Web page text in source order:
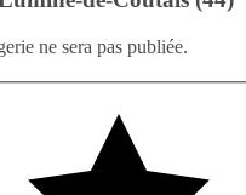
ne sera pas publiée.